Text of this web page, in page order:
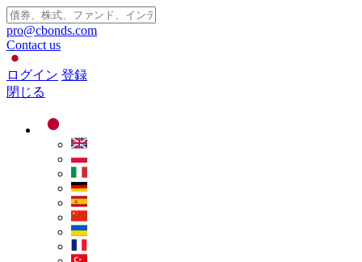
pro@cbonds.com
Contact us
ログイン 登録
閉じる